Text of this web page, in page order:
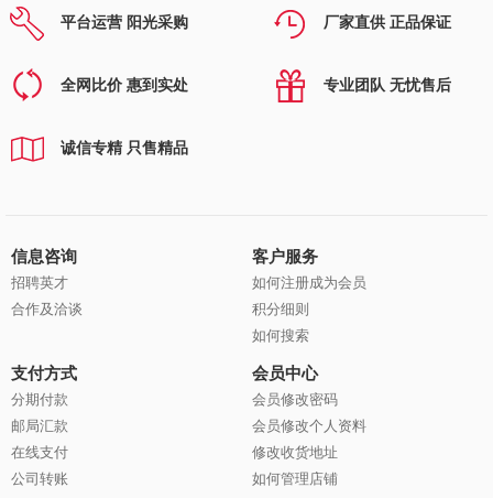
平台运营 阳光采购 厂家直供 正品保证
全网比价 惠到实处 专业团队 无忧售后
诚信专精 只售精品
信息咨询
招聘英才
合作及洽谈
客户服务
如何注册成为会员
积分细则
如何搜索
支付方式
分期付款
邮局汇款
在线支付
公司转账
会员中心
会员修改密码
会员修改个人资料
修改收货地址
如何管理店铺